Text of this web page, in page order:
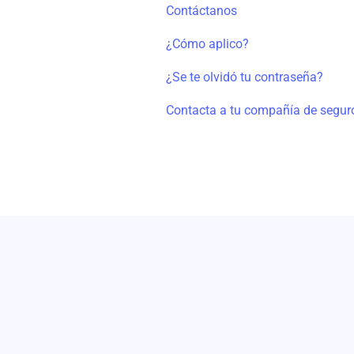
Contáctanos
¿Cómo aplico?
¿Se te olvidó tu contraseña?
Contacta a tu compañía de